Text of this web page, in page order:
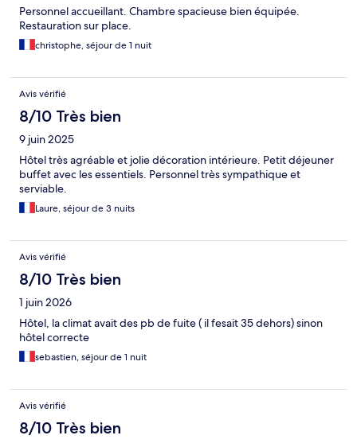
Personnel accueillant. Chambre spacieuse bien équipée.
Restauration sur place.
christophe, séjour de 1 nuit
Avis vérifié
8/10 Très bien
9 juin 2025
Hôtel très agréable et jolie décoration intérieure. Petit déjeuner
buffet avec les essentiels. Personnel très sympathique et
serviable.
Laure, séjour de 3 nuits
Avis vérifié
8/10 Très bien
1 juin 2026
Hôtel, la climat avait des pb de fuite ( il fesait 35 dehors) sinon
hôtel correcte
sebastien, séjour de 1 nuit
Avis vérifié
8/10 Très bien